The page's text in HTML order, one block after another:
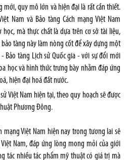
mới, quy mô lớn và hiện đại là rất cần thiết.
Nam và Bảo tàng Cách mạng Việt Nam
học, mà thực chất là dựa trên cơ sở tài liệu,
tàng này làm nòng cốt để xây dựng một
Bảo tàng Lịch sử Quốc gia - với sự đổi mới
học và hình thức trưng bày nhằm đáp ứng
hiện đại hoá đất nước.
Việt Nam hiện tại, theo quy hoạch sẽ được
Phương Đông.
mạng Việt Nam hiện nay trong tương lai sẽ
Nam, đáp ứng lòng mong mỏi của giới
tác nhiều tác phẩm mỹ thuật có giá trị mà